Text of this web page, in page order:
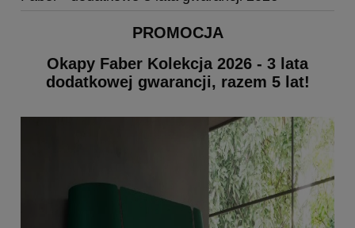
PROMOCJA
Okapy Faber Kolekcja 2026 - 3 lata
dodatkowej gwarancji, razem 5 lat!